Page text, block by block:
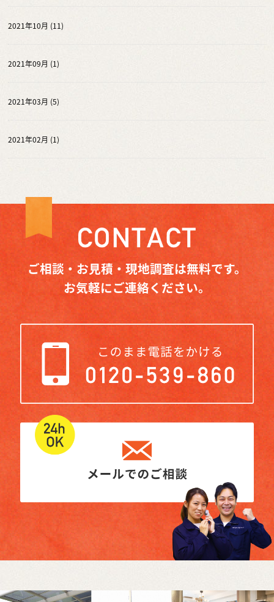
2021年10月 (11)
2021年09月 (1)
2021年03月 (5)
2021年02月 (1)
ご相談・お見積・現地調査は無料です。
お気軽にご連絡ください。